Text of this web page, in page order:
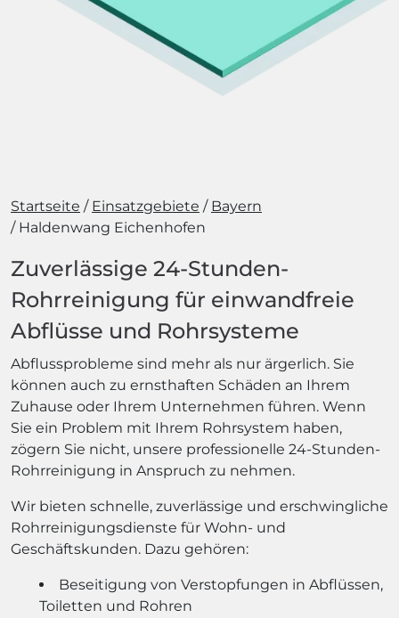
Startseite Einsatzgebiete
Bayern
Haldenwang Eichenhofen
Zuverlässige 24-Stunden-
Rohrreinigung für einwandfreie
Abflüsse und Rohrsysteme
Abflussprobleme sind mehr als nur ärgerlich. Sie
können auch zu ernsthaften Schäden an Ihrem
Zuhause oder Ihrem Unternehmen führen. Wenn
Sie ein Problem mit Ihrem Rohrsystem haben,
zögern Sie nicht, unsere professionelle 24-Stunden-
Rohrreinigung in Anspruch zu nehmen.
Wir bieten schnelle, zuverlässige und erschwingliche
Rohrreinigungsdienste für Wohn- und
Geschäftskunden. Dazu gehören:
Beseitigung von Verstopfungen in Abflüssen,
Toiletten und Rohren